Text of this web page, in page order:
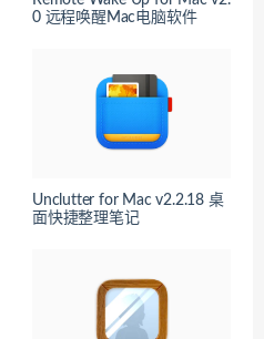
0 远程唤醒Mac电脑软件
Unclutter for Mac v2.2.18 桌
面快捷整理笔记